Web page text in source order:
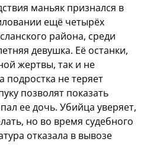
маньяк признался в
ещё четырёх
района, среди
девушка. Её останки,
жертвы, так и не
не теряет
позволят показать
ее дочь. Убийца уверяет,
но во время судебного
отказала в вывозе